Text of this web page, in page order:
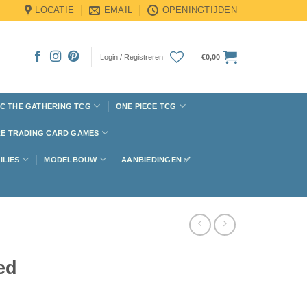
LOCATIE EMAIL OPENINGTIJDEN
Login / Registreren €0,00
THE GATHERING TCG ONE PIECE TCG
TRADING CARD GAMES
MODELBOUW AANBIEDINGEN ✅